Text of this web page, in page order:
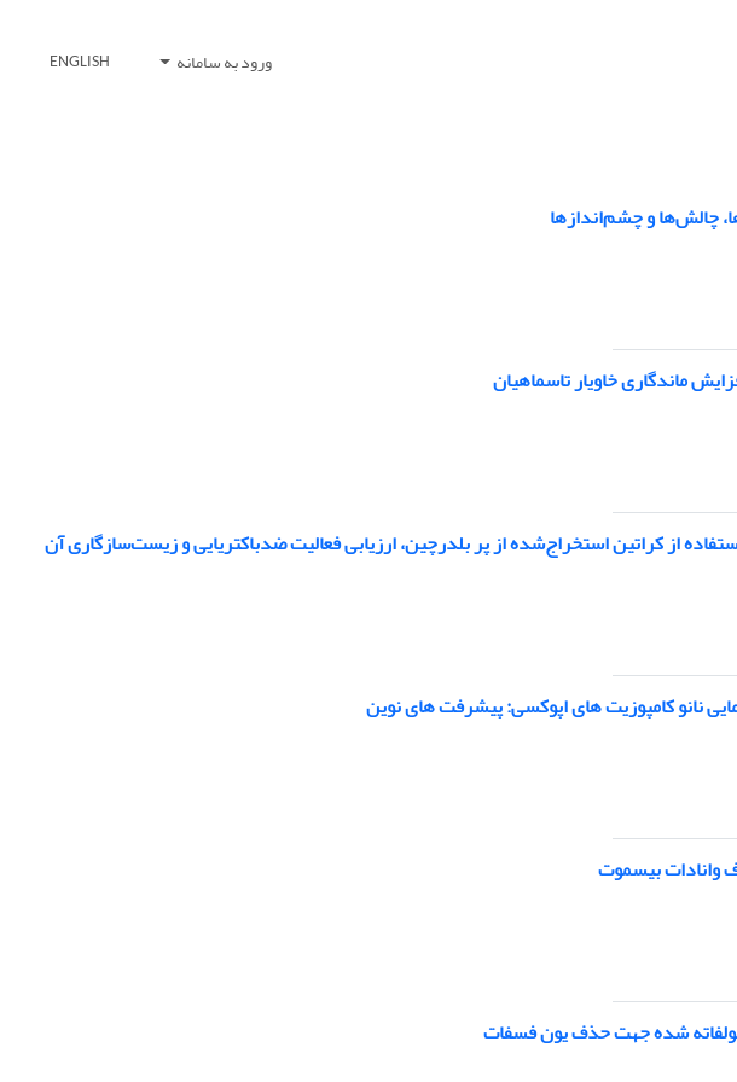
ورود به سامانه ENGLISH
چالش‌ها و چشم‌اندازها
ماندگاری خاویار تاسماهیان
از کراتین استخراج‌شده از پر بلدرچین، ارزیابی فعالیت ضدباکتریایی و زیست‌سازگاری آن
نانو کامپوزیت های اپوکسی: پیشرفت های نوین
وانادات بیسموت
شده جهت حذف یون فسفات